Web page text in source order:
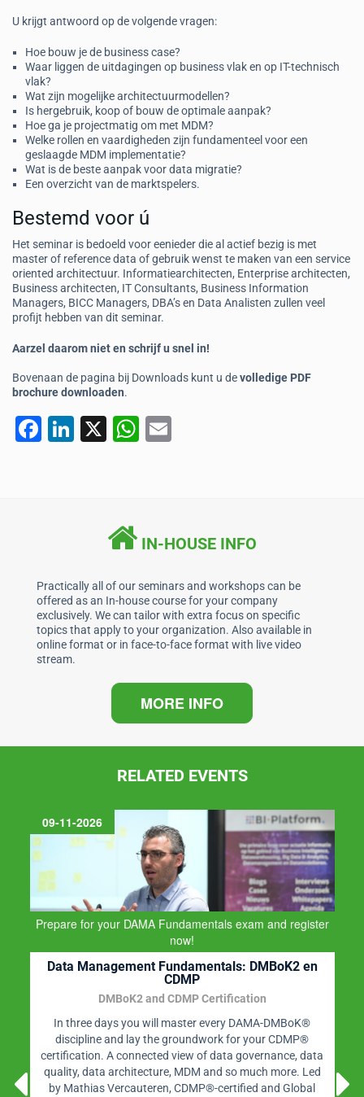
U krijgt antwoord op de volgende vragen:
Hoe bouw je de business case?
Waar liggen de uitdagingen op business vlak en op IT-technisch
vlak?
Wat zijn mogelijke architectuurmodellen?
Is hergebruik, koop of bouw de optimale aanpak?
Hoe ga je projectmatig om met MDM?
Welke rollen en vaardigheden zijn fundamenteel voor een
geslaagde MDM implementatie?
Wat is de beste aanpak voor data migratie?
Een overzicht van de marktspelers.
Bestemd voor ú
Het seminar is bedoeld voor eenieder die al actief bezig is met
master of reference data of gebruik wenst te maken van een service
oriented architectuur. Informatiearchitecten, Enterprise architecten,
Business architecten, IT Consultants, Business Information
Managers, BICC Managers, DBA’s en Data Analisten zullen veel
profijt hebben van dit seminar.
Aarzel daarom niet en schrijf u snel in!
Bovenaan de pagina bij Downloads kunt u devolledige PDF
brochure downloaden.
F
o
k
Li
X
W
A
p
p
IN-HOUSE INFO
Practically all of our seminars and workshops can be
offered as an In-house course for your company
exclusively. We can tailor with extra focus on specific
topics that apply to your organization. Also available in
online format or in face-to-face format with live video
stream.
MORE INFO
RELATED EVENTS
09-11-2026
Prepare for your DAMA Fundamentals exam and register
now!
Data Management Fundamentals: DMBoK2 en
CDMP
DMBoK2 and CDMP Certification
In three days you will master every DAMA-DMBoK®
discipline and lay the groundwork for your CDMP®
certification. A connected view of data governance, data
quality, data architecture, MDM and so much more. Led
by Mathias Vercauteren, CDMP®-certified and Global